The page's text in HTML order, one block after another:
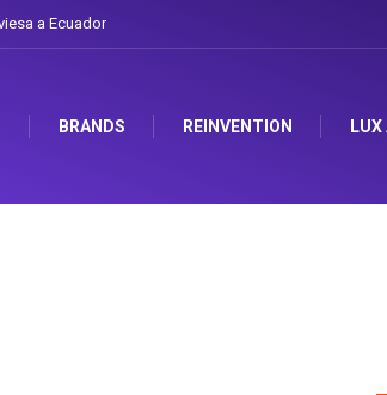
a Ecuador
BRANDS REINVENTION LUX